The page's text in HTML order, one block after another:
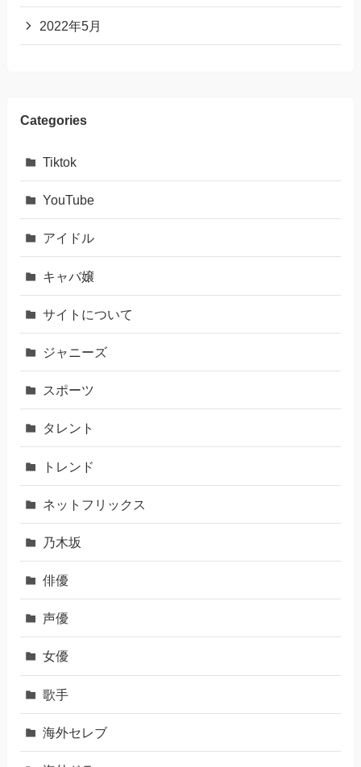
2022年5月
Categories
Tiktok
YouTube
アイドル
キャバ嬢
サイトについて
ジャニーズ
スポーツ
タレント
トレンド
ネットフリックス
乃木坂
俳優
声優
女優
歌手
海外セレブ